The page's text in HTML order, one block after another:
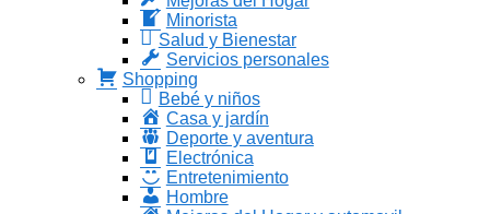
Minorista
Salud y Bienestar
Servicios personales
Shopping
Bebé y niños
Casa y jardín
Deporte y aventura
Electrónica
Entretenimiento
Hombre